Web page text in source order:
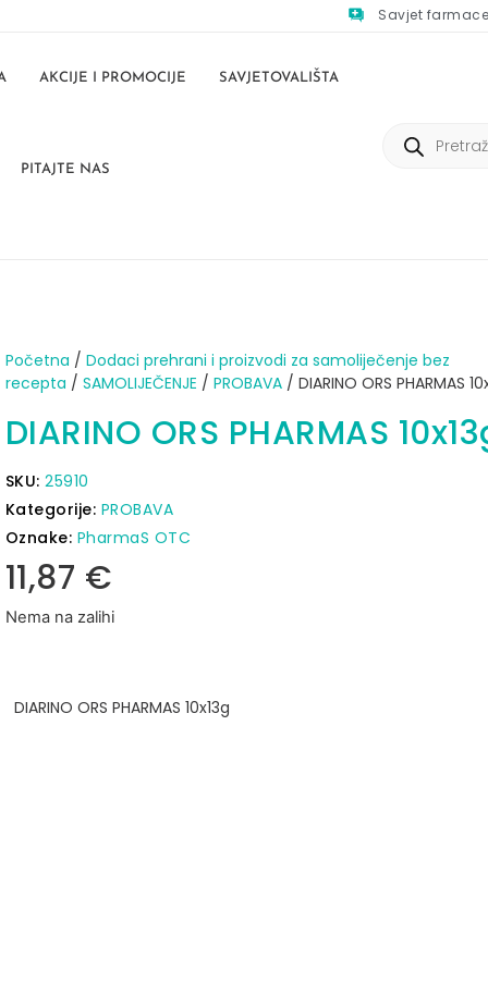
Savjet
AKCIJE I PROMOCIJE SAVJETOVALIŠTA
PITAJTE NAS
Početna / Dodaci prehrani i proizvodi za samoliječenje bez
recepta / SAMOLIJEČENJE / PROBAVA/ DIARINO ORS PHARMAS
DIARINO ORS PHARMAS
SKU: 25910
Kategorije: PROBAVA
Oznake: PharmaS OTC
11,87 €
Nema na zalihi
DIARINO ORS PHARMAS 10x13g